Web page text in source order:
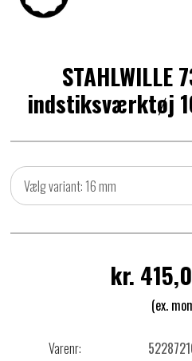
indstiksværktøj
Vælg variant: 16 mm
kr.
(ex.
Varenr: